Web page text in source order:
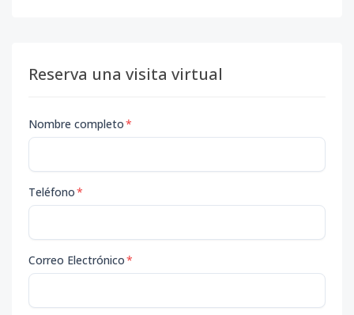
Reserva una visita virtual
Nombre completo*
Teléfono*
Correo Electrónico*